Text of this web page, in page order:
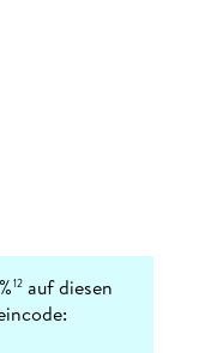
12 auf diesen